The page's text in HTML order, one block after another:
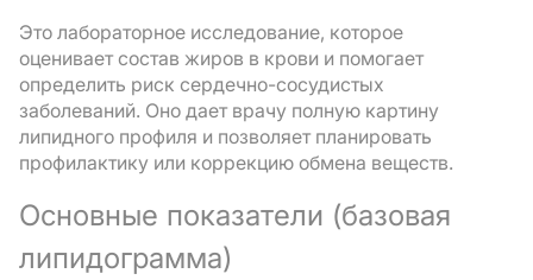
Это лабораторное исследование, которое
оценивает состав жиров в крови и помогает
определить риск сердечно-сосудистых
заболеваний. Оно дает врачу полную картину
липидного профиля и позволяет планировать
профилактику или коррекцию обмена веществ.
Основные показатели (базовая
липидограмма)